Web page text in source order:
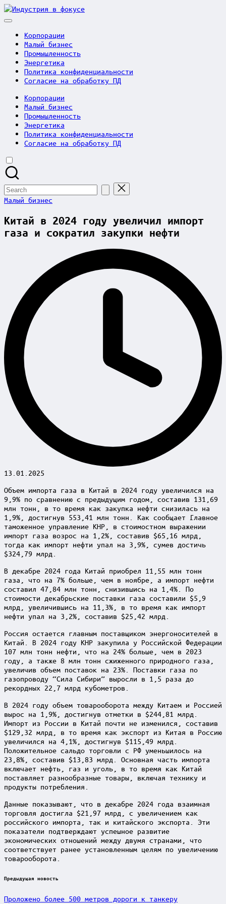
Skip
to
Индустрия
Корпорации
Малый бизнес
Промышленность
Энергетика
Политика конфиденциальности
Согласие на обработку ПД
Корпорации
Малый бизнес
Промышленность
Энергетика
Политика конфиденциальности
Согласие на обработку ПД
Search
for:
Posted
Малый бизнес
Китай в 2024 году увеличил импорт
газа и сократил закупки нефти
13.01.2025
Объем импорта газа в Китай в 2024 году увеличился на
9,9% по сравнению с предыдущим годом, составив 131,69
млн тонн, в то время как закупка нефти снизилась на
1,9%, достигнув 553,41 млн тонн. Как сообщает Главное
таможенное управление КНР, в стоимостном выражении
импорт газа возрос на 1,2%, составив $65,16 млрд,
тогда как импорт нефти упал на 3,9%, сумев достичь
$324,79 млрд.
В декабре 2024 года Китай приобрел 11,55 млн тонн
газа, что на 7% больше, чем в ноябре, а импорт нефти
составил 47,84 млн тонн, снизившись на 1,4%. По
стоимости декабрьские поставки газа составили $5,9
млрд, увеличившись на 11,3%, в то время как импорт
нефти упал на 3,2%, составив $25,42 млрд.
Россия остается главным поставщиком энергоносителей в
Китай. В 2024 году КНР закупила у Российской Федерации
107 млн тонн нефти, что на 24% больше, чем в 2023
году, а также 8 млн тонн сжиженного природного газа,
увеличив объем поставок на 23%. Поставки газа по
газопроводу “Сила Сибири” выросли в 1,5 раза до
рекордных 22,7 млрд кубометров.
В 2024 году объем товарооборота между Китаем и Россией
вырос на 1,9%, достигнув отметки в $244,81 млрд.
Импорт из России в Китай почти не изменился, составив
$129,32 млрд, в то время как экспорт из Китая в Россию
увеличился на 4,1%, достигнув $115,49 млрд.
Положительное сальдо торговли с РФ уменьшилось на
23,8%, составив $13,83 млрд. Основная часть импорта
включает нефть, газ и уголь, в то время как Китай
поставляет разнообразные товары, включая технику и
продукты потребления.
Данные показывают, что в декабре 2024 года взаимная
торговля достигла $21,97 млрд, с увеличением как
российского импорта, так и китайского экспорта. Эти
показатели подтверждают успешное развитие
экономических отношений между двумя странами, что
соответствует ранее установленным целям по увеличению
товарооборота.
Post
Предыдущая новость
Проложено более 500 метров дороги к танкеру